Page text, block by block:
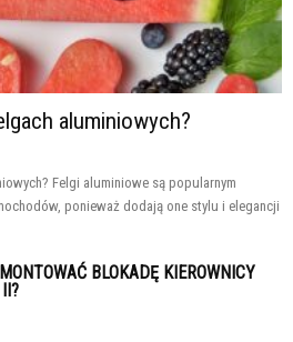
aluminiowych?
Felgi aluminiowe są popularnym
ponieważ dodają one stylu i elegancji
BLOKADĘ KIEROWNICY